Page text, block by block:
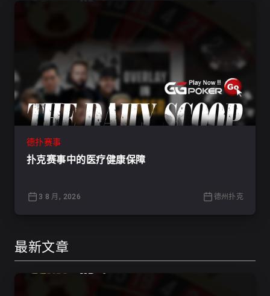
德扑赛事
扑克赛事中的医疗健康保障
3 8 月, 2026 德州扑克
最新文章